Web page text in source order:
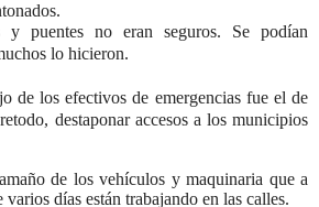
y puentes no eran seguros. Se podían
lo hicieron.
de los efectivos de emergencias fue el de
destaponar accesos a los municipios
de los vehículos y maquinaria que a
días están trabajando en las calles.